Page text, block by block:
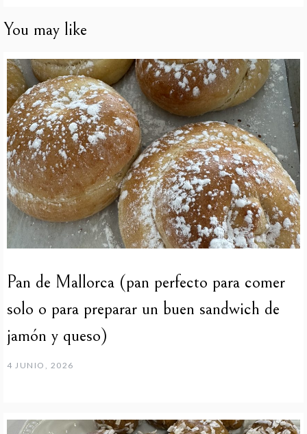
You may like
Pan de Mallorca (pan perfecto para comer
solo o para preparar un buen sandwich de
jamón y queso)
4 JUNIO, 2026